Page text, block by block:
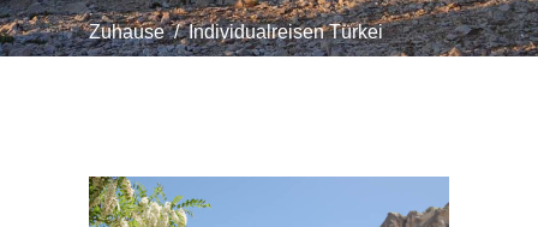
Zuhause/Individualreisen Türkei